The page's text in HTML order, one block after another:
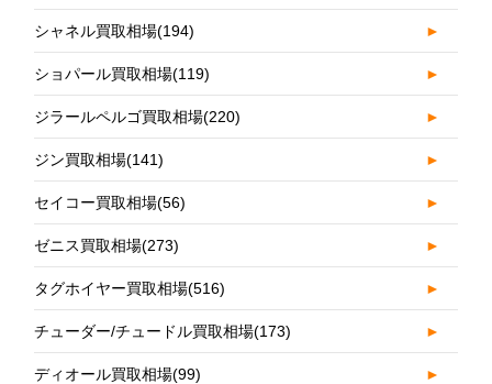
シャネル買取相場(194) ►
ショパール買取相場(119) ►
ジラールペルゴ買取相場(220) ►
ジン買取相場(141) ►
セイコー買取相場(56) ►
ゼニス買取相場(273) ►
タグホイヤー買取相場(516) ►
チューダー/チュードル買取相場(173) ►
ディオール買取相場(99) ►